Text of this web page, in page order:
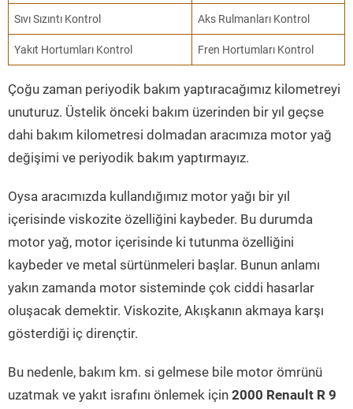
Sıvı Sızıntı Kontrol Aks Rulmanları Kontrol
Yakıt Hortumları Kontrol Fren Hortumları Kontrol
Çoğu zaman periyodik bakım yaptıracağımız kilometreyi
unuturuz. Üstelik önceki bakım üzerinden bir yıl geçse
dahi bakım kilometresi dolmadan aracımıza motor yağ
değişimi ve periyodik bakım yaptırmayız.
Oysa aracımızda kullandığımız motor yağı bir yıl
içerisinde viskozite özelliğini kaybeder. Bu durumda
motor yağ, motor içerisinde ki tutunma özelliğini
kaybeder ve metal sürtünmeleri başlar. Bunun anlamı
yakın zamanda motor sisteminde çok ciddi hasarlar
oluşacak demektir. Viskozite, Akışkanın akmaya karşı
gösterdiği iç dirençtir.
Bu nedenle, bakım km. si gelmese bile motor ömrünü
uzatmak ve yakıt israfını önlemek için 2000 Renault R 9